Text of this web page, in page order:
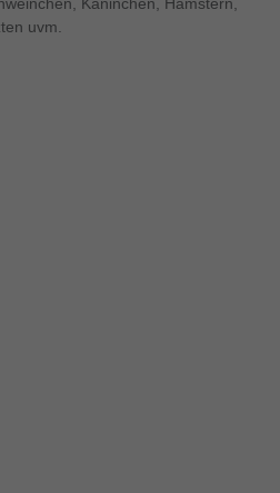
Kaninchen, Hamstern,
uvm.